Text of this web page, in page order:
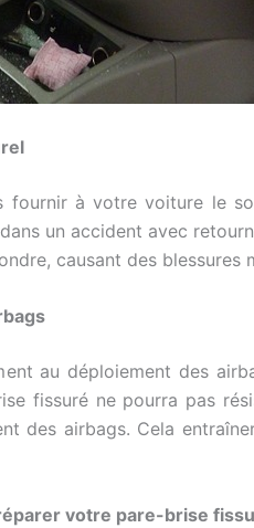
fournir à votre voiture le
un accident avec
causant des blessures
au déploiement des
fissuré ne pourra pas
des airbags. Cela
votre pare-brise